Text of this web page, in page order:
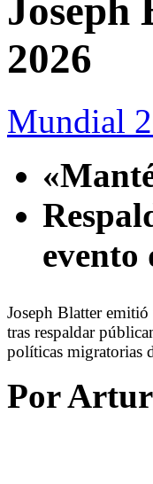
Joseph
2026
Mundial
evento
Joseph Blatter
tras respaldar
políticas migratorias
Por